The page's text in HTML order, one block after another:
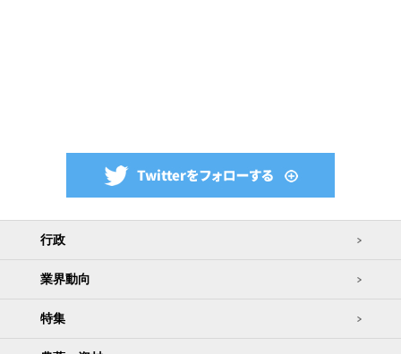
行政
業界動向
特集